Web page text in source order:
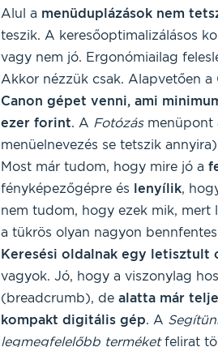
Alul a menüduplázások nem
teszik. A keresőoptimalizálásos
vagy nem jó. Ergonómiailag
Akkor nézzük csak. Alapvetően
Canon gépet venni, ami
ezer forint. A Fotózás menüpont
menüelnevezés se tetszik
Most már tudom, hogy mire jó a
fényképezőgépre és lenyílik,
nem tudom, hogy ezek mik, mert
a tükrös olyan nagyon
Keresési oldalnak egy letisztult
vagyok. Jó, hogy a viszonylag
(breadcrumb), de alatta már
kompakt digitális gép. A
legmegfelelőbb terméketfelirat